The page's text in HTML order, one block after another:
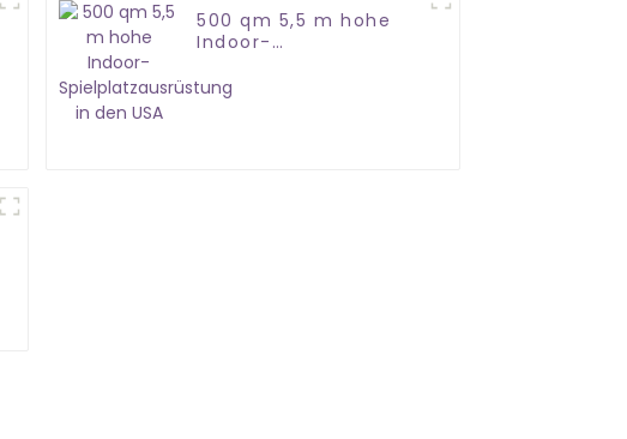
500 qm 5,5 m hohe
Indoor-
in den USA